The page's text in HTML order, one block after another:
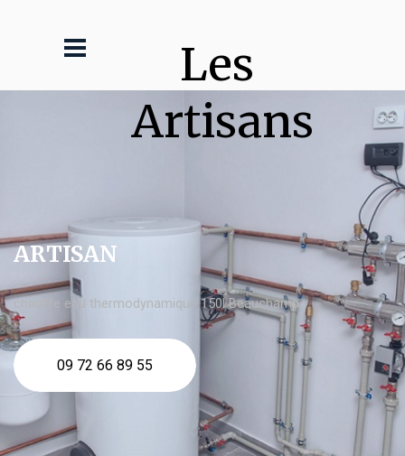
Les
Artisans
ARTISAN
chauffe eau thermodynamique 150l Beauchamp
09 72 66 89 55